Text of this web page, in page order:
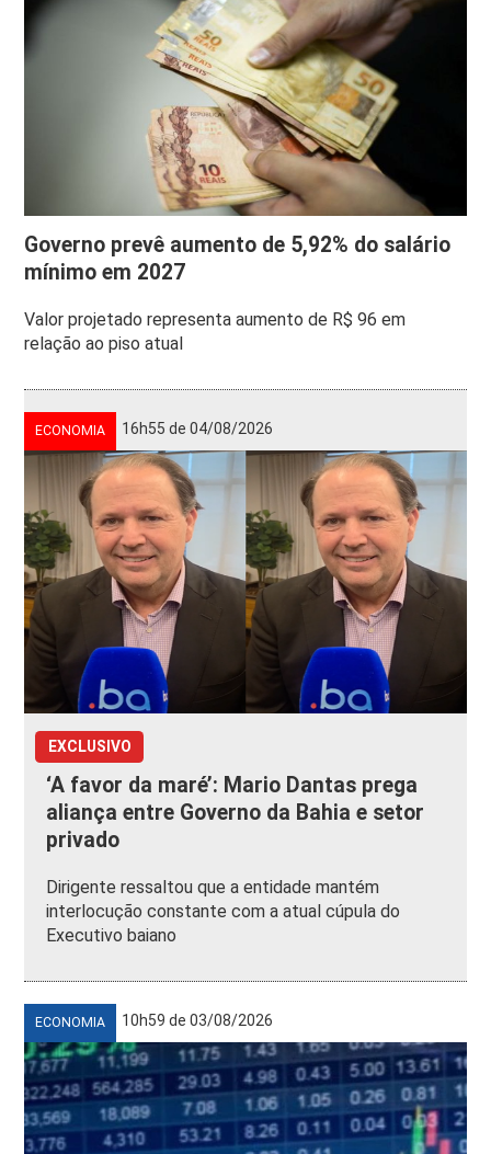
Governo prevê aumento de 5,92% do salário
mínimo em 2027
Valor projetado representa aumento de R$ 96 em
relação ao piso atual
ECONOMIA 16h55 de 04/08/2026
EXCLUSIVO
‘A favor da maré’: Mario Dantas prega
aliança entre Governo da Bahia e setor
privado
Dirigente ressaltou que a entidade mantém
interlocução constante com a atual cúpula do
Executivo baiano
ECONOMIA 10h59 de 03/08/2026